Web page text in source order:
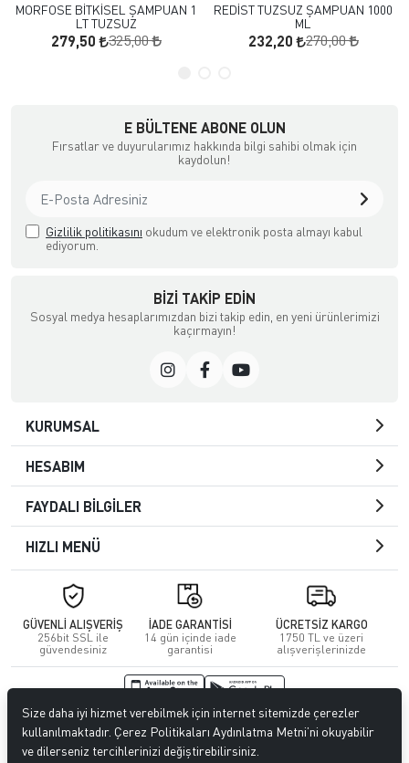
MORFOSE BİTKİSEL ŞAMPUAN 1
LT TUZSUZ
279,50 325,00
REDİST TUZSUZ ŞAMPUAN 1000
ML
232,20 270,00
E BÜLTENE ABONE OLUN
Fırsatlar ve duyurularımız hakkında bilgi sahibi olmak için
kaydolun!
Gizlilik politikasını okudum ve elektronik posta almayı kabul
ediyorum.
BIZI TAKIP EDIN
Sosyal medya hesaplarımızdan bizi takip edin, en yeni ürünlerimizi
kaçırmayın!
KURUMSAL
HESABIM
FAYDALI BİLGİLER
HIZLI MENÜ
GÜVENLİ ALIŞVERİŞ
256bit SSL ile
güvendesiniz
İADE GARANTİSİ
14 gün içinde iade
garantisi
ÜCRETSİZ KARGO
1750 TL ve üzeri
alışverişlerinizde
© 2026Kuafördepo. Tüm hakları saklıdır.
Size daha iyi hizmet verebilmek için internet sitemizde çerezler
kullanılmaktadır. Çerez Politikaları Aydınlatma Metni’ni okuyabilir
ve dilerseniz tercihlerinizi değiştirebilirsiniz.